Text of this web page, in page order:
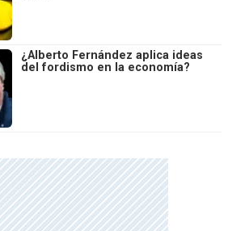
¿Alberto Fernández aplica ideas
del fordismo en la economía?